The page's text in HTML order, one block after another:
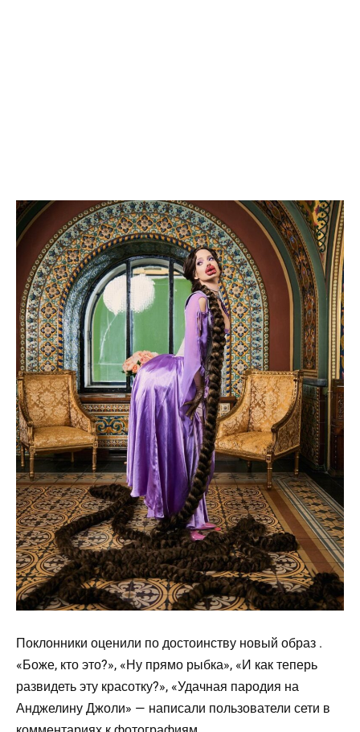
Поклонники оценили по достоинству новый образ .
«Боже, кто это?», «Ну прямо рыбка», «И как теперь
развидеть эту красотку?», «Удачная пародия на
Анджелину Джоли» — написали пользователи сети в